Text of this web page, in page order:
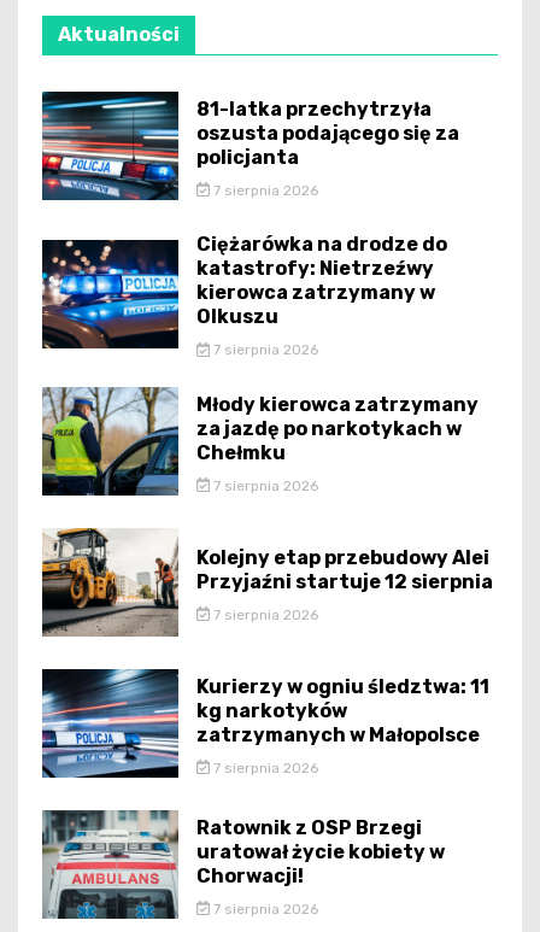
Aktualności
81-latka przechytrzyła
oszusta podającego się za
policjanta
7 sierpnia 2026
Ciężarówka na drodze do
katastrofy: Nietrzeźwy
kierowca zatrzymany w
Olkuszu
7 sierpnia 2026
Młody kierowca zatrzymany
za jazdę po narkotykach w
Chełmku
7 sierpnia 2026
Kolejny etap przebudowy Alei
Przyjaźni startuje 12 sierpnia
7 sierpnia 2026
Kurierzy w ogniu śledztwa: 11
kg narkotyków
zatrzymanych w Małopolsce
7 sierpnia 2026
Ratownik z OSP Brzegi
uratował życie kobiety w
Chorwacji!
7 sierpnia 2026